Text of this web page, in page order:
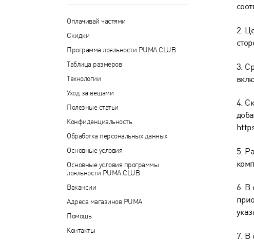
2.
3.
4.
5.
6. В
7. В
Оплачивай частями
Скидки
Программа лояльности PUMA.CLUB
Таблица размеров
Технологии
Уход за вещами
Полезные статьи
Конфиденциальность
Обработка персональных данных
Основные условия
Основные условия программы
лояльности PUMA.CLUB
Вакансии
Адреса магазинов PUMA
Помощь
Контакты